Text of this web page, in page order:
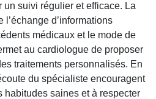
suivi régulier et efficace. La
d’informations
médicaux et le mode de
au cardiologue de proposer
traitements personnalisés. En
du spécialiste encouragent
habitudes saines et à respecter